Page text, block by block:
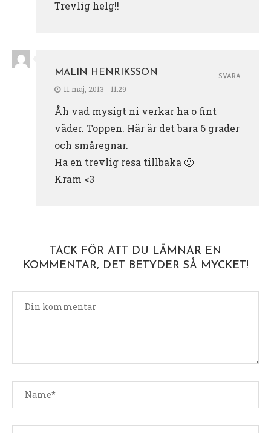
Trevlig helg!!
MALIN HENRIKSSON
11 maj, 2013 - 11:29
Åh vad mysigt ni verkar ha o fint
väder. Toppen. Här är det bara 6 grader
och småregnar.
Ha en trevlig resa tillbaka 🙂
Kram <3
SVARA
TACK FÖR ATT DU LÄMNAR EN
KOMMENTAR, DET BETYDER SÅ MYCKET!